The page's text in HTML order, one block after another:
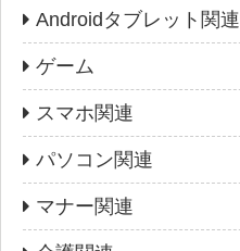
Androidタブレット関連
ゲーム
スマホ関連
パソコン関連
マナー関連